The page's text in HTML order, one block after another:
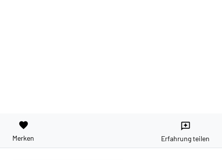
favorite
Merken
reviews
Erfahrung teilen